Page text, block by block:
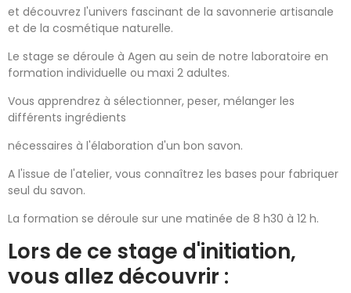
et découvrez l'univers fascinant de la savonnerie artisanale
et de la cosmétique naturelle.
Le stage se déroule à Agen au sein de notre laboratoire en
formation individuelle ou maxi 2 adultes.
Vous apprendrez à sélectionner, peser, mélanger les
différents ingrédients
nécessaires à l'élaboration d'un bon savon.
A l'issue de l'atelier, vous connaîtrez les bases pour fabriquer
seul du savon.
La formation se déroule sur une matinée de 8 h30 à 12 h.
Lors de ce stage d'initiation,
vous allez découvrir :